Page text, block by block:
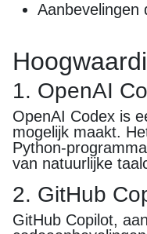
Aanbevelingen
1. OpenAI
OpenAI Codex is
mogelijk maakt.
Python-
van natuurlijke
2. GitHub
GitHub Copilot,